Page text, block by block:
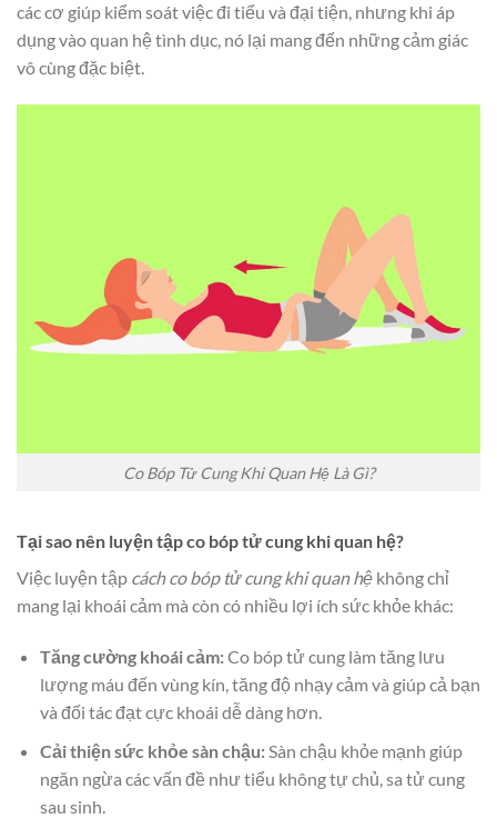
các cơ giúp kiểm soát việc đi tiểu và đại tiện, nhưng khi áp
dụng vào quan hệ tình dục, nó lại mang đến những cảm giác
vô cùng đặc biệt.
Co Bóp Tử Cung Khi Quan Hệ Là Gì?
Tại sao nên luyện tập co bóp tử cung khi quan hệ?
Việc luyện tập cách co bóp tử cung khi quan hệ không chỉ
mang lại khoái cảm mà còn có nhiều lợi ích sức khỏe khác:
Tăng cường khoái cảm:Co bóp tử cung làm tăng lưu
lượng máu đến vùng kín, tăng độ nhạy cảm và giúp cả bạn
và đối tác đạt cực khoái dễ dàng hơn.
Cải thiện sức khỏe sàn chậu:Sàn chậu khỏe mạnh giúp
ngăn ngừa các vấn đề như tiểu không tự chủ, sa tử cung
sau sinh.